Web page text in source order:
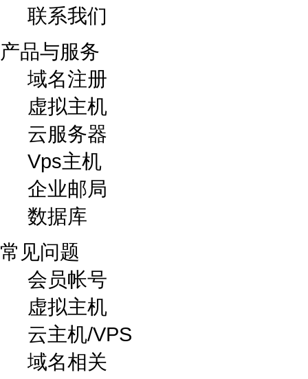
联系我们
产品与服务
域名注册
虚拟主机
云服务器
Vps主机
企业邮局
数据库
常见问题
会员帐号
虚拟主机
云主机/VPS
域名相关